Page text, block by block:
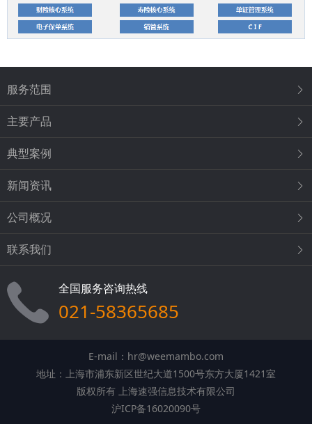
服务范围
主要产品
典型案例
新闻资讯
公司概况
联系我们
全国服务咨询热线
021-58365685
E-mail：hr@weemambo.com
地址：上海市浦东新区世纪大道1500号东方大厦1421室
版权所有 上海速强信息技术有限公司
沪ICP备16020090号